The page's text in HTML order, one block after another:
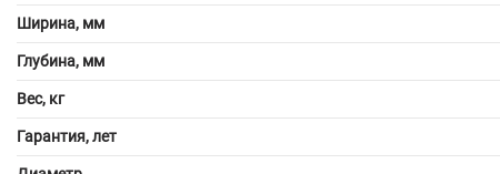
Ширина, мм
Глубина, мм
Вес, кг
Гарантия, лет